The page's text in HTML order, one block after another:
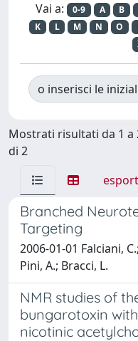
Vai a: 0-9 A B
K
L M N O
o inserisci le
Mostrati risultati da 1 a
di 2
Branched
Targeting
2006-01-01 Falciani,
Pini, A.; Bracci, L.
NMR studies of
bungarotoxin
nicotinic